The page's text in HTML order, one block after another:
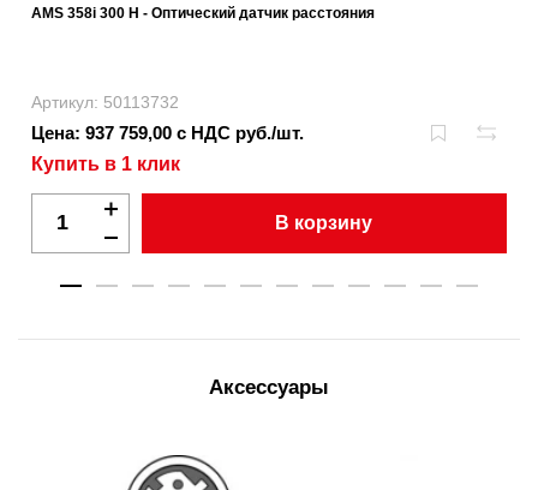
AMS 358i 300 H - Оптический датчик расстояния
Артикул: 50113732
Цена: 937 759,00 с НДС руб./шт.
Купить в 1 клик
В корзину
Аксессуары